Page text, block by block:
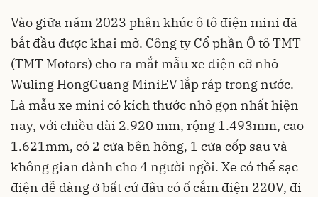
Vào giữa năm 2023 phân khúc ô tô điện mini đã
bắt đầu được khai mở. Công ty Cổ phần Ô tô TMT
(TMT Motors) cho ra mắt mẫu xe điện cỡ nhỏ
Wuling HongGuang MiniEV lắp ráp trong nước.
Là mẫu xe mini có kích thước nhỏ gọn nhất hiện
nay, với chiều dài 2.920 mm, rộng 1.493mm, cao
1.621mm, có 2 cửa bên hông, 1 cửa cốp sau và
không gian dành cho 4 người ngồi. Xe có thể sạc
điện dễ dàng ở bất cứ đâu có ổ cắm điện 220V, đi